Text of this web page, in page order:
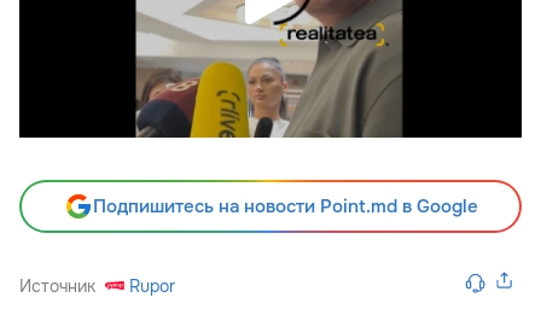
Подпишитесь на новости Point.md в Google
Источник Rupor